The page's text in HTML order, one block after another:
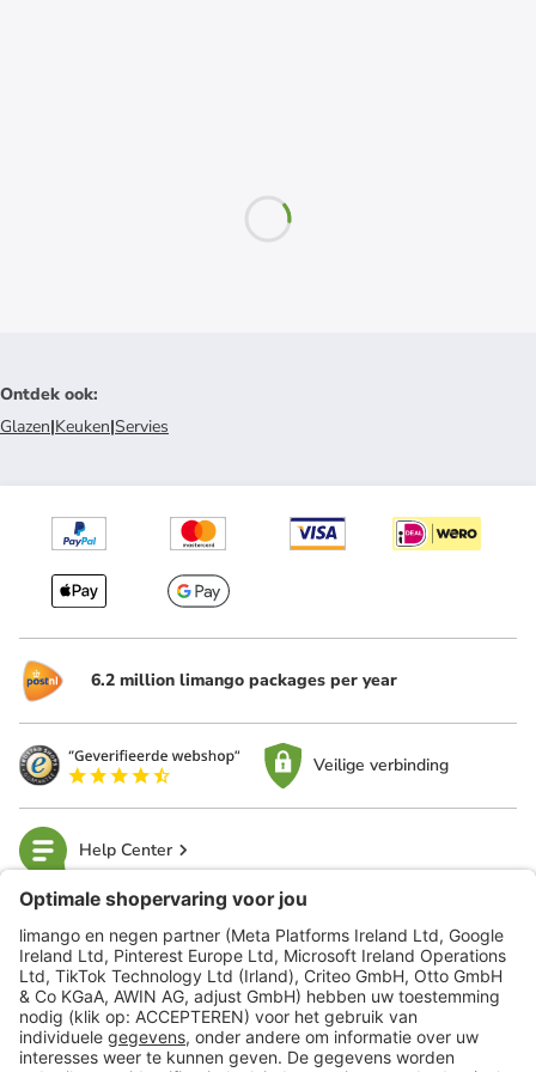
Ontdek ook:
Glazen|Keuken|Servies
6.2 million limango packages per year
Veilige verbinding
Help Center
limango
Veilig winkelen
Klantenservice